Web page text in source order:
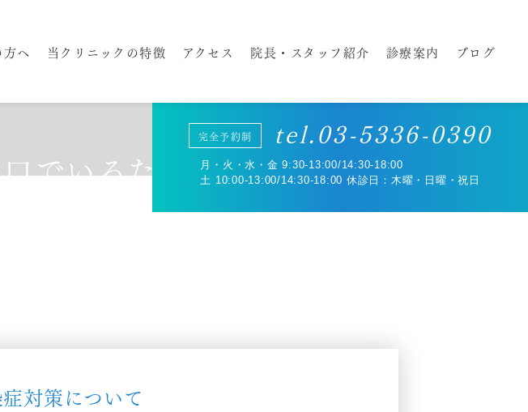
へ 当クリニックの特徴 アクセス 院長・スタッフ紹介 診療案内 ブログ
でいるために
完全予約制 tel.03-5336-0390
月・火・水・金 9:30-13:00/14:30-18:00
土 10:00-13:00/14:30-18:00 休診日：木曜・日曜・祝日
対策について